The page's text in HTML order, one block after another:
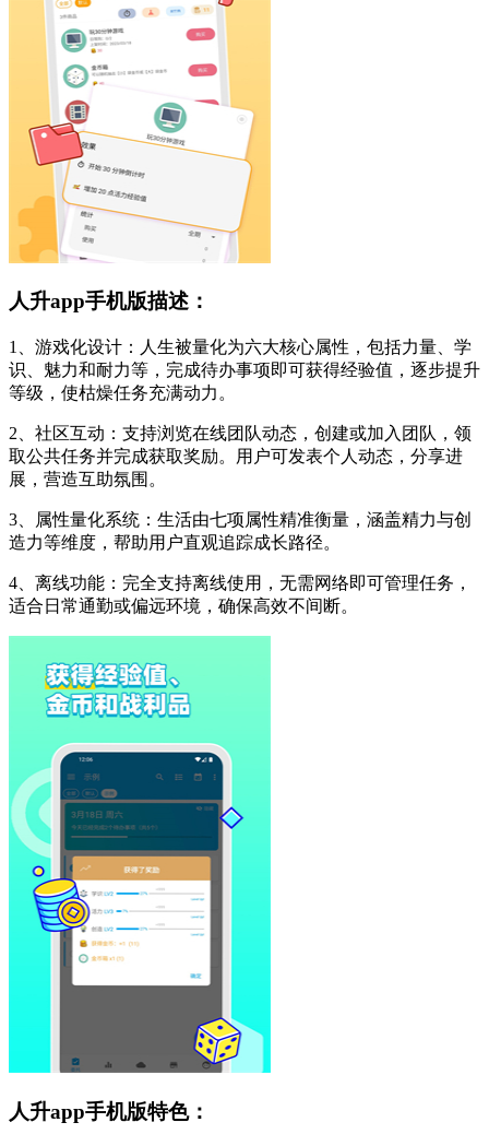
人升app手机版描述：
1、游戏化设计：人生被量化为六大核心属性，包括力量、学
识、魅力和耐力等，完成待办事项即可获得经验值，逐步提升
等级，使枯燥任务充满动力。
2、社区互动：支持浏览在线团队动态，创建或加入团队，领
取公共任务并完成获取奖励。用户可发表个人动态，分享进
展，营造互助氛围。
3、属性量化系统：生活由七项属性精准衡量，涵盖精力与创
造力等维度，帮助用户直观追踪成长路径。
4、离线功能：完全支持离线使用，无需网络即可管理任务，
适合日常通勤或偏远环境，确保高效不间断。
人升app手机版特色：